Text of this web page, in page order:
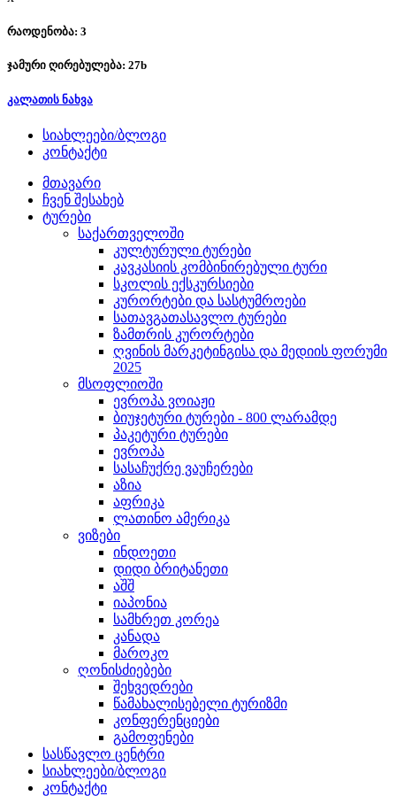
რაოდენობა: 3
ჯამური ღირებულება: 27b
კალათის ნახვა
სიახლეები/ბლოგი
კონტაქტი
მთავარი
ჩვენ შესახებ
ტურები
საქართველოში
კულტურული ტურები
კავკასიის კომბინირებული ტური
სკოლის ექსკურსიები
კურორტები და სასტუმროები
სათავგათასავლო ტურები
ზამთრის კურორტები
ღვინის მარკეტინგისა და მედიის ფორუმი
2025
მსოფლიოში
ევროპა ვოიაჟი
ბიუჯეტური ტურები - 800 ლარამდე
პაკეტური ტურები
ევროპა
სასაჩუქრე ვაუჩერები
აზია
აფრიკა
ლათინო ამერიკა
ვიზები
ინდოეთი
დიდი ბრიტანეთი
აშშ
იაპონია
სამხრეთ კორეა
კანადა
მაროკო
ღონისძიებები
შეხვედრები
წამახალისებელი ტურიზმი
კონფერენციები
გამოფენები
სასწავლო ცენტრი
სიახლეები/ბლოგი
კონტაქტი